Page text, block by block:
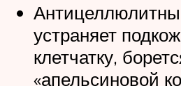
устраняет
клетчатку,
«апельсиновой